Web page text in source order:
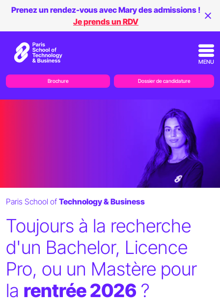
Paris School of Technology & Business
Toujours à la recherche
d'un Bachelor, Licence
Pro, ou un Mastère pour
la rentrée 2026 ?
Prenez un rendez-vous avec Mary des admissions !
Je prends un RDV
MENU
Brochure Dossier de candidature